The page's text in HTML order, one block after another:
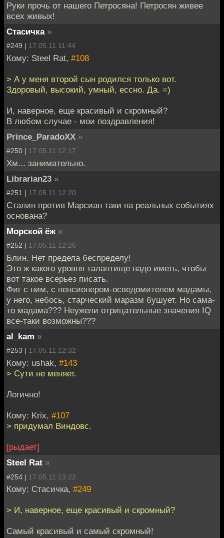
Руки прочь от нашего Петросяна! Петросян живее
всех живых!
Стасичка »
#249 | 17.05.11 11:44
Кому: Steel Rat, #108
> А у меня второй сын родился только вот.
Здоровый, высокий, умный, ессно. Да. =)
И, наверное, еще красивый и скромный?
В любом случае - мои поздравления!
Prince_ParadoXX »
#250 | 17.05.11 12:17
Хм... занимательно.
Librarian23 »
#251 | 17.05.11 12:20
Сталин против Марсиан таки на реальных событиях
основана?
Морской ёж »
#252 | 17.05.11 12:26
Блин. Нет предела беспределу!
Это ж какого уровня талантище надо иметь, чтобы
вот такое всерьез писать.
Фиг с ним, с пенсионером-осведомителем мадамы,
у него, небось, старческий маразм бушует. Но сама-
то мадама??? Неужели отрицательные значения IQ
все-таки возможны???
al_kam »
#253 | 17.05.11 12:32
Кому: ushak, #143
> Сути не меняет.
Логично!
Кому: Krix, #107
> придумал Виндовс.
[рыдает]
Steel Rat »
#254 | 17.05.11 13:22
Кому: Стасичка, #249
> И, наверное, еще красивый и скромный?
Самый красивый и самый скромный!